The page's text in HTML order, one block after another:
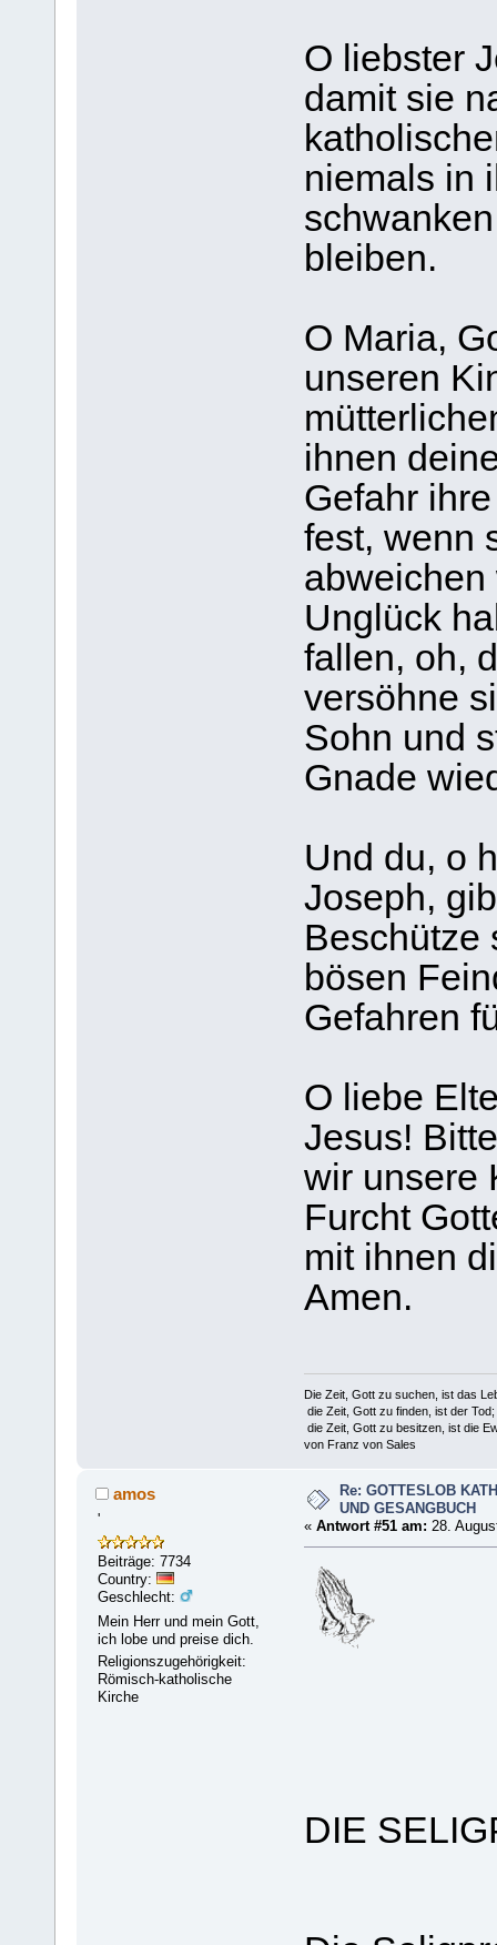
O liebster
damit sie
niemals in
bleiben.
O Maria,
unseren
ihnen
Gefahr
fest, wenn
Unglück
fallen, oh,
versöhne
Sohn und
Gnade
Und du, o
Joseph,
Beschütze
bösen
Gefahren
O liebe
Jesus!
wir unsere
Furcht
mit ihnen
Amen.
Die Zeit, Gott zu suchen, ist das
die Zeit, Gott zu finden, ist der Tod;
die Zeit, Gott zu besitzen, ist die
von Franz von Sales
amos
'
Beiträge: 7734
Country:
Geschlecht:
Mein Herr und mein Gott,
ich lobe und preise dich.
Religionszugehörigkeit:
Römisch-katholische
Kirche
Re: GOTTESLOB
UND GESANGBUCH
« Antwort #51 am: 28.
DIE